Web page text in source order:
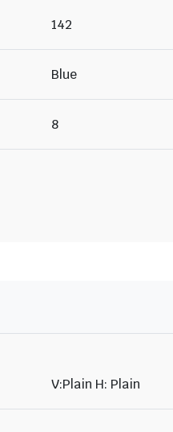
142
Blue
8
V:Plain H: Plain